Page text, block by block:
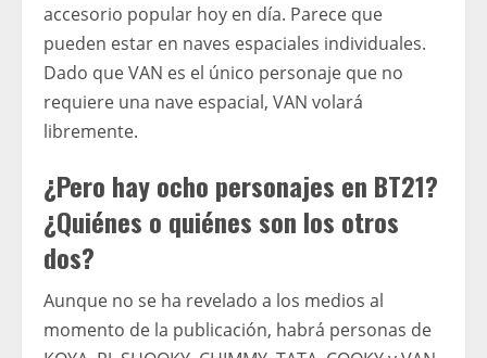
accesorio popular hoy en día. Parece que
pueden estar en naves espaciales individuales.
Dado que VAN es el único personaje que no
requiere una nave espacial, VAN volará
libremente.
¿Pero hay ocho personajes en BT21?
¿Quiénes o quiénes son los otros
dos?
Aunque no se ha revelado a los medios al
momento de la publicación, habrá personas de